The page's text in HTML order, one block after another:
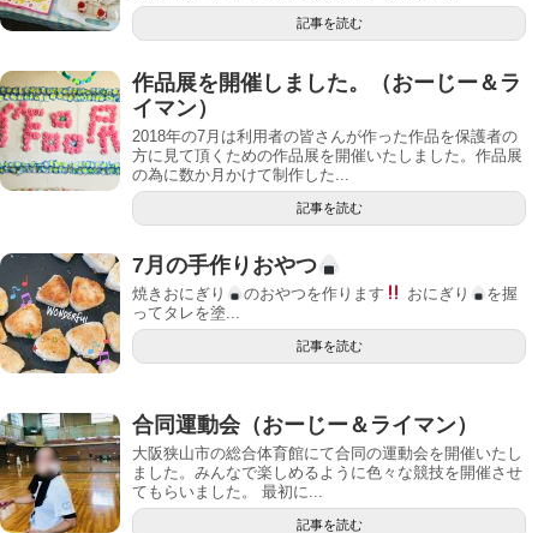
記事を読む
作品展を開催しました。（おーじー＆ラ
イマン）
2018年の7月は利用者の皆さんが作った作品を保護者の
方に見て頂くための作品展を開催いたしました。作品展
の為に数か月かけて制作した...
記事を読む
7月の手作りおやつ
焼きおにぎり のおやつを作ります おにぎり
を握
ってタレを塗...
記事を読む
合同運動会（おーじー＆ライマン）
大阪狭山市の総合体育館にて合同の運動会を開催いたし
ました。みんなで楽しめるように色々な競技を開催させ
てもらいました。 最初に...
記事を読む